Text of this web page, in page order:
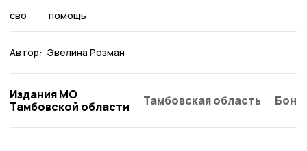
сво помощь
Автор: Эвелина Розман
Издания МО
Тамбовской области
Тамбовская область